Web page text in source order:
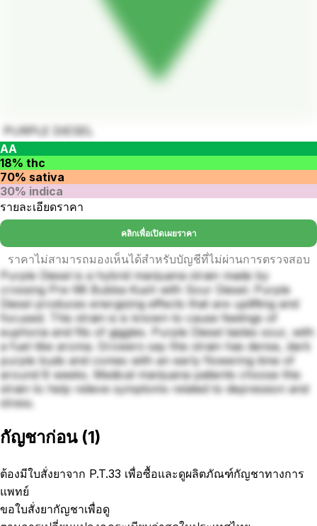
PURPLE DIESEL
AA
18% thc
70% sativa
30% indica
รายละเอียดราคา
คลิกเพื่อเปิดเผยราคา
ราคาไม่สามารถมองเห็นได้สำหรับบัญชีที่ไม่ผ่านการตรวจสอบ
Purple Diesel is a hybrid marijuana strain made by
crossing Pre-98 Bubba Kush with Sour Diesel. Purple
Diesel produces energizing effects that are uplifting and
focused. This strain is is known to cause feelings of
euphoria and fits of giggles. Purple Diesel tastes sour, with
a fuel-like aroma. Growers say this strain has dense, dark
purple buds and comes with an early flowering time of
around 8 weeks. Medical marijuana patients choose this
strain to help relieve symptoms related to depression and
stress.
กัญชาก่อน (1)
ต้องมีใบสั่งยาจาก P.T.33 เพื่อซื้อและดูผลิตภัณฑ์กัญชาทางการ
แพทย์
ขอใบสั่งยากัญชาเพื่อดู